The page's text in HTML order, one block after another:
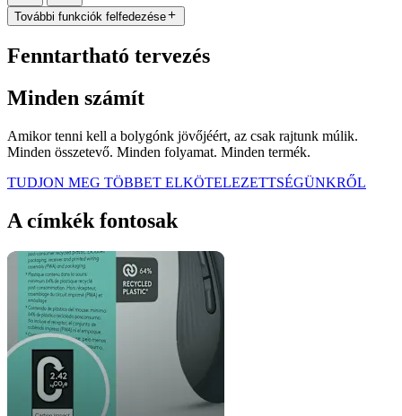
További funkciók felfedezése
Fenntartható tervezés
Minden számít
Amikor tenni kell a bolygónk jövőjéért, az csak rajtunk múlik.
Minden összetevő. Minden folyamat. Minden termék.
TUDJON MEG TÖBBET ELKÖTELEZETTSÉGÜNKRŐL
A címkék fontosak